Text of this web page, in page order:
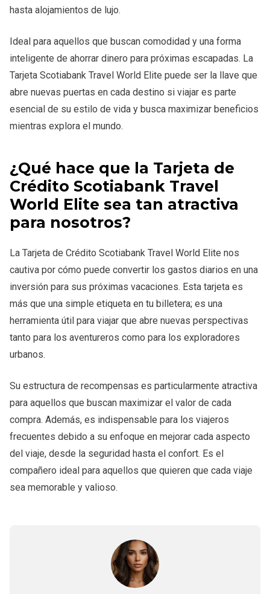
hasta alojamientos de lujo.
Ideal para aquellos que buscan comodidad y una forma
inteligente de ahorrar dinero para próximas escapadas. La
Tarjeta Scotiabank Travel World Elite puede ser la llave que
abre nuevas puertas en cada destino si viajar es parte
esencial de su estilo de vida y busca maximizar beneficios
mientras explora el mundo.
¿Qué hace que la Tarjeta de
Crédito Scotiabank Travel
World Elite sea tan atractiva
para nosotros?
La Tarjeta de Crédito Scotiabank Travel World Elite nos
cautiva por cómo puede convertir los gastos diarios en una
inversión para sus próximas vacaciones. Esta tarjeta es
más que una simple etiqueta en tu billetera; es una
herramienta útil para viajar que abre nuevas perspectivas
tanto para los aventureros como para los exploradores
urbanos.
Su estructura de recompensas es particularmente atractiva
para aquellos que buscan maximizar el valor de cada
compra. Además, es indispensable para los viajeros
frecuentes debido a su enfoque en mejorar cada aspecto
del viaje, desde la seguridad hasta el confort. Es el
compañero ideal para aquellos que quieren que cada viaje
sea memorable y valioso.